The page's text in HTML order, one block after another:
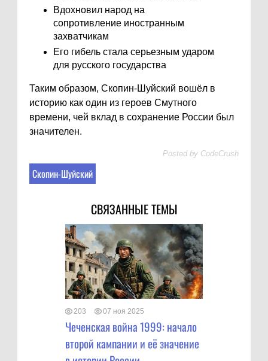
Вдохновил народ на
сопротивление иностранным
захватчикам
Его гибель стала серьезным ударом
для русского государства
Таким образом, Скопин-Шуйский вошёл в
историю как один из героев Смутного
времени, чей вклад в сохранение России был
значителен.
Posted by CodeCrush
Скопин-Шуйский
СВЯЗАННЫЕ ТЕМЫ
203 07 ноя 2025
Чеченская война 1999: начало
второй кампании и её значение